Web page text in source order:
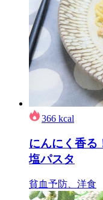
366 kcal
にんにく香る
塩パスタ
貧血予防、洋食